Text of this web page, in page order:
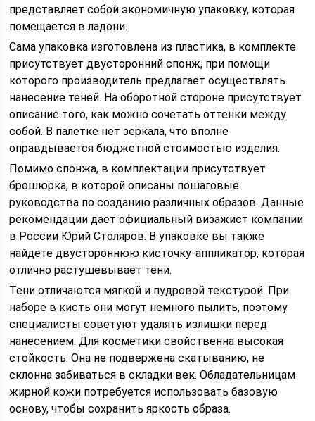
представляет собой экономичную упаковку, которая
помещается в ладони.
Сама упаковка изготовлена из пластика, в комплекте
присутствует двусторонний спонж, при помощи
которого производитель предлагает осуществлять
нанесение теней. На оборотной стороне присутствует
описание того, как можно сочетать оттенки между
собой. В палетке нет зеркала, что вполне
оправдывается бюджетной стоимостью изделия.
Помимо спонжа, в комплектации присутствует
брошюрка, в которой описаны пошаговые
руководства по созданию различных образов. Данные
рекомендации дает официальный визажист компании
в России Юрий Столяров. В упаковке вы также
найдете двустороннюю кисточку-аппликатор, которая
отлично растушевывает тени.
Тени отличаются мягкой и пудровой текстурой. При
наборе в кисть они могут немного пылить, поэтому
специалисты советуют удалять излишки перед
нанесением. Для косметики свойственна высокая
стойкость. Она не подвержена скатыванию, не
склонна забиваться в складки век. Обладательницам
жирной кожи потребуется использовать базовую
основу, чтобы сохранить яркость образа.